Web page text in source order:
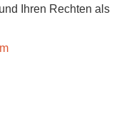
Ihren Rechten als